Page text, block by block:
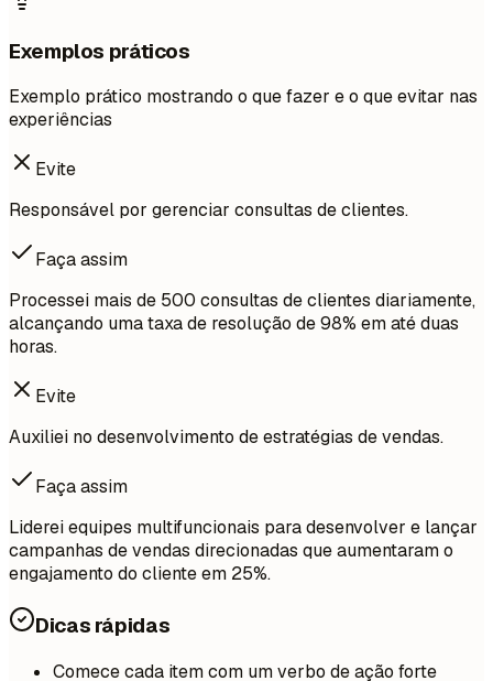
Exemplos práticos
Exemplo prático mostrando o que fazer e o que evitar nas
experiências
Evite
Responsável por gerenciar consultas de clientes.
Faça assim
Processei mais de 500 consultas de clientes diariamente,
alcançando uma taxa de resolução de 98% em até duas
horas.
Evite
Auxiliei no desenvolvimento de estratégias de vendas.
Faça assim
Liderei equipes multifuncionais para desenvolver e lançar
campanhas de vendas direcionadas que aumentaram o
engajamento do cliente em 25%.
Dicas rápidas
Comece cada item com um verbo de ação forte